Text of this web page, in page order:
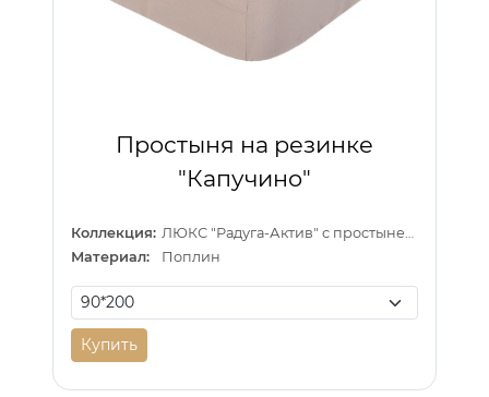
Простыня на резинке
"Капучино"
Коллекция:
ЛЮКС "Радуга-Актив" с простыней на резинке
Материал:
Поплин
Купить